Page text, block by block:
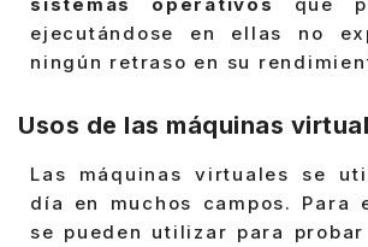
ejecutándose en ellas no
ningún retraso en su
Usos de las máquinas
Las máquinas virtuales se
día en muchos campos. Para
se pueden utilizar para